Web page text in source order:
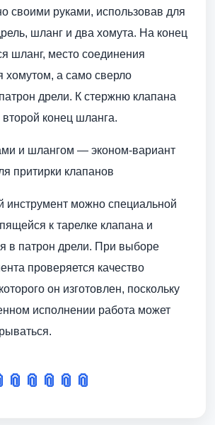
своими руками, использовав для
шланг и два хомута. На конец
шланг, место соединения
хомутом, а само сверло
дрели. К стержню клапана
второй конец шланга.
и шлангом — эконом-вариант
притирки клапанов
инструмент можно специальной
к тарелке клапана и
в патрон дрели. При выборе
проверяется качество
он изготовлен, поскольку
исполнении работа может
📎 📎 📎 📎 📎